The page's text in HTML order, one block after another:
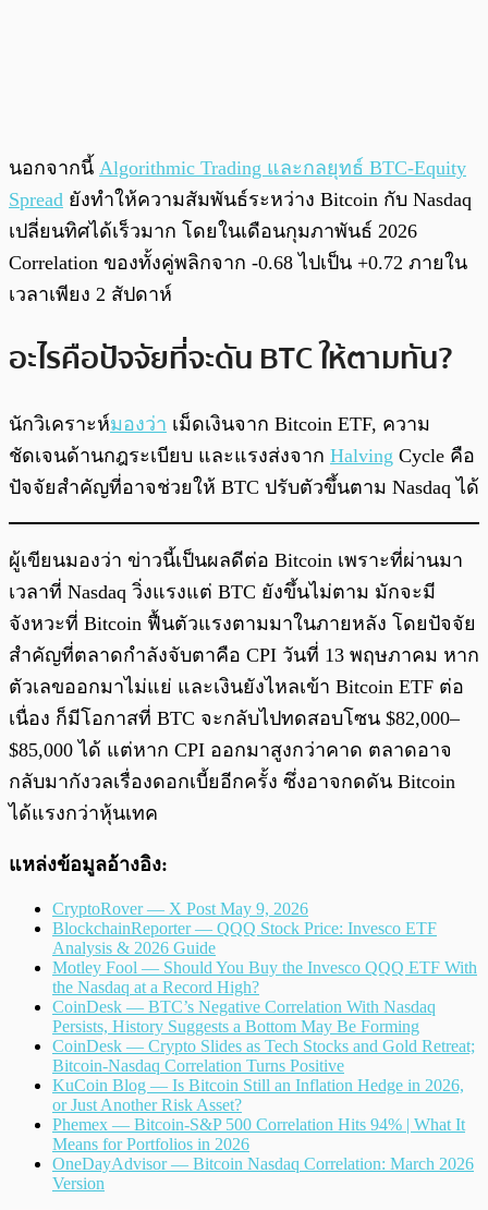
นอกจากนี้ Algorithmic Trading และกลยุทธ์ BTC-Equity
Spread ยังทำให้ความสัมพันธ์ระหว่าง Bitcoin กับ Nasdaq
เปลี่ยนทิศได้เร็วมาก โดยในเดือนกุมภาพันธ์ 2026
Correlation ของทั้งคู่พลิกจาก -0.68 ไปเป็น +0.72 ภายใน
เวลาเพียง 2 สัปดาห์
อะไรคือปัจจัยที่จะดัน BTC ให้ตามทัน?
นักวิเคราะห์มองว่า เม็ดเงินจาก Bitcoin ETF, ความ
ชัดเจนด้านกฎระเบียบ และแรงส่งจาก Halving Cycle คือ
ปัจจัยสำคัญที่อาจช่วยให้ BTC ปรับตัวขึ้นตาม Nasdaq ได้
ผู้เขียนมองว่า ข่าวนี้เป็นผลดีต่อ Bitcoin เพราะที่ผ่านมา
เวลาที่ Nasdaq วิ่งแรงแต่ BTC ยังขึ้นไม่ตาม มักจะมี
จังหวะที่ Bitcoin ฟื้นตัวแรงตามมาในภายหลัง โดยปัจจัย
สำคัญที่ตลาดกำลังจับตาคือ CPI วันที่ 13 พฤษภาคม หาก
ตัวเลขออกมาไม่แย่ และเงินยังไหลเข้า Bitcoin ETF ต่อ
เนื่อง ก็มีโอกาสที่ BTC จะกลับไปทดสอบโซน $82,000–
$85,000 ได้ แต่หาก CPI ออกมาสูงกว่าคาด ตลาดอาจ
กลับมากังวลเรื่องดอกเบี้ยอีกครั้ง ซึ่งอาจกดดัน Bitcoin
ได้แรงกว่าหุ้นเทค
แหล่งข้อมูลอ้างอิง:
CryptoRover — X Post May 9, 2026
BlockchainReporter — QQQ Stock Price: Invesco ETF
Analysis & 2026 Guide
Motley Fool — Should You Buy the Invesco QQQ ETF With
the Nasdaq at a Record High?
CoinDesk — BTC’s Negative Correlation With Nasdaq
Persists, History Suggests a Bottom May Be Forming
CoinDesk — Crypto Slides as Tech Stocks and Gold Retreat;
Bitcoin-Nasdaq Correlation Turns Positive
KuCoin Blog — Is Bitcoin Still an Inflation Hedge in 2026,
or Just Another Risk Asset?
Phemex — Bitcoin-S&P 500 Correlation Hits 94% | What It
Means for Portfolios in 2026
OneDayAdvisor — Bitcoin Nasdaq Correlation: March 2026
Version